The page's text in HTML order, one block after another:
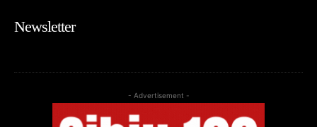
Newsletter
- Advertisement -